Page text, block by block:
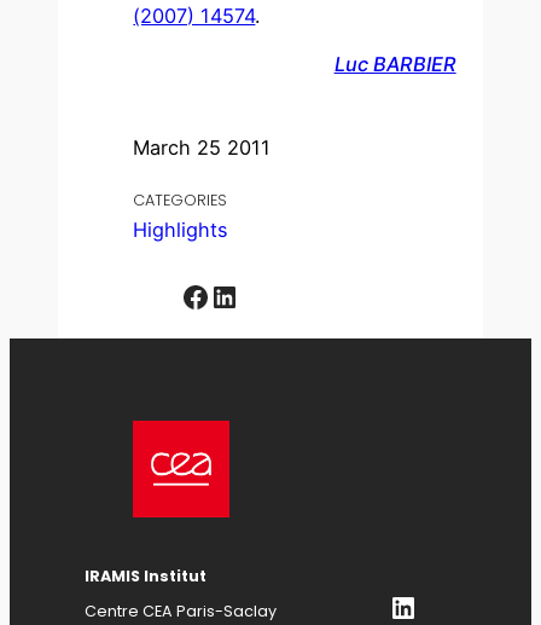
March 25 2011
CATEGORIES
Highlights
Facebook LinkedIn
(2007) 14574.
Luc BARBIER
IRAMIS Institut
Centre CEA Paris-Saclay
LinkedIn